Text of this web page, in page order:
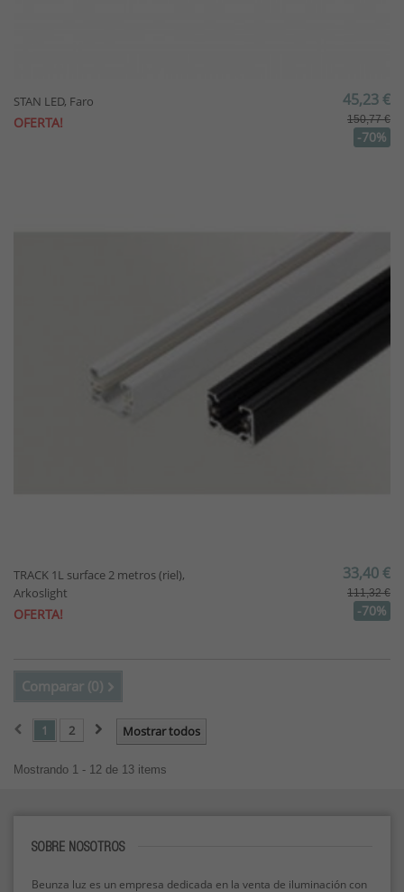
STAN LED, Faro
OFERTA!
45,23 €
150,77 €
-70%
TRACK 1L surface 2 metros (riel),
Arkoslight
OFERTA!
33,40 €
111,32 €
-70%
Comparar (0)
Mostrar todos
1 2
Mostrando 1 - 12 de 13 items
SOBRE NOSOTROS
Beunza luz es un empresa dedicada en la venta de iluminación con